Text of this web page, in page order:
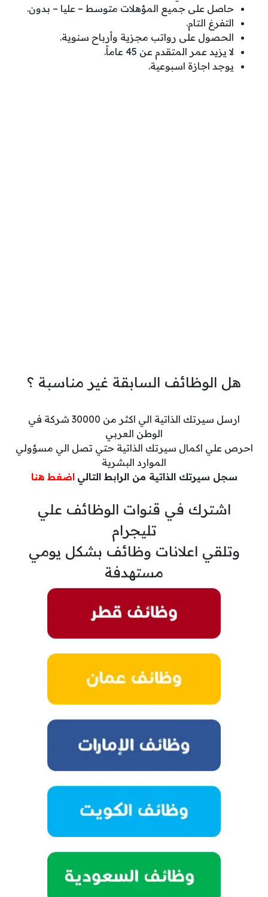
حاصل على جميع المؤهلات متوسط – عليا – بدون.
التفرغ التام.
الحصول على رواتب مجزية وأرباح سنوية.
لا يزيد عمر المتقدم عن 45 عاماً.
يوجد اجازة اسبوعية.
هل الوظائف السابقة غير مناسبة ؟
ارسل سيرتك الذاتية الي اكثر من 30000 شركة في
الوطن العربي
احرص علي اكمال سيرتك الذاتية حتي تصل الي مسؤولي
الموارد البشرية
سجل سيرتك الذاتية من الرابط التالي اضغط هنا
اشترك في قنوات الوظائف علي
تليجرام
وتلقي اعلانات وظائف بشكل يومي
مستهدفة